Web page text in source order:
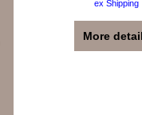
ex Shipping
More